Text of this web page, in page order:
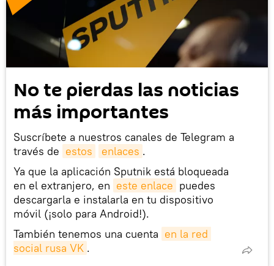
No te pierdas las noticias
más importantes
Suscríbete a nuestros canales de Telegram a
través de estos enlaces .
Ya que la aplicación Sputnik está bloqueada
en el extranjero, en este enlace puedes
descargarla e instalarla en tu dispositivo
móvil (¡solo para Android!).
También tenemos una cuenta en la red
social rusa VK .